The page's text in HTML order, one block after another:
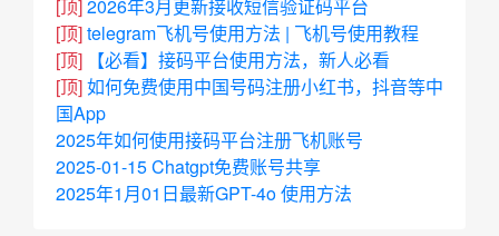
[顶]2026年3月更新接收短信验证码平台
[顶]telegram飞机号使用方法 | 飞机号使用教程
[顶]
【必看】接码平台使用方法，新人必看
[顶]如何免费使用中国号码注册小红书，抖音等中
国App
2025年如何使用接码平台注册飞机账号
2025-01-15 Chatgpt免费账号共享
2025年1月01日最新GPT-4o 使用方法